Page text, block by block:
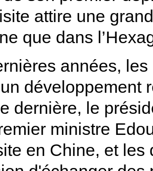
attire une
que dans
années,
développement
dernière, le
ministre
en Chine, et